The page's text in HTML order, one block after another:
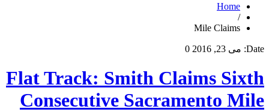
Home
/
Mile Claims
Date: می 23, 2016 0
Flat Track: Smith Claims Sixth
Consecutive Sacramento Mile